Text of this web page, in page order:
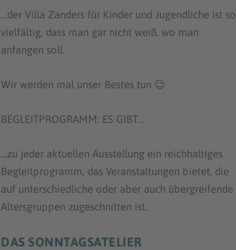
…der Villa Zanders für Kinder und Jugendliche ist so
vielfältig, dass man gar nicht weiß, wo man
anfangen soll.
Wir werden mal unser Bestes tun 😉
BEGLEITPROGRAMM: ES GIBT…
…zu jeder aktuellen Ausstellung ein reichhaltiges
Begleitprogramm, das Veranstaltungen bietet, die
auf unterschiedliche oder aber auch übergreifende
Altersgruppen zugeschnitten ist.
DAS SONNTAGSATELIER